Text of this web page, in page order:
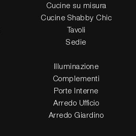
Cucine su misura
Cucine Shabby Chic
Tavoli
Sedie
Illuminazione
Complementi
Porte Interne
Arredo Ufficio
Arredo Giardino